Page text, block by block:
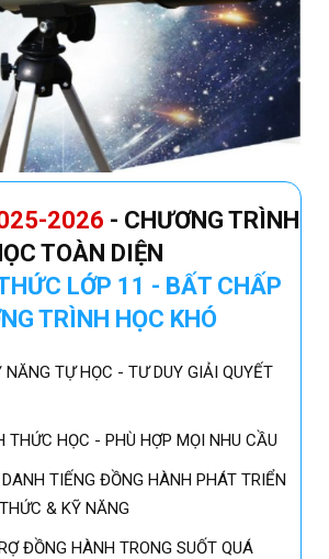
2026 - CHƯƠNG TRÌNH
TOÀN DIỆN
LỚP 11 - BẤT CHẤP
TRÌNH HỌC KHÓ
NĂNG TỰ HỌC - TƯ DUY GIẢI QUYẾT
THỨC HỌC - PHÙ HỢP MỌI NHU CẦU
TIẾNG ĐỒNG HÀNH PHÁT TRIỂN
& KỸ NĂNG
ĐỒNG HÀNH TRONG SUỐT QUÁ